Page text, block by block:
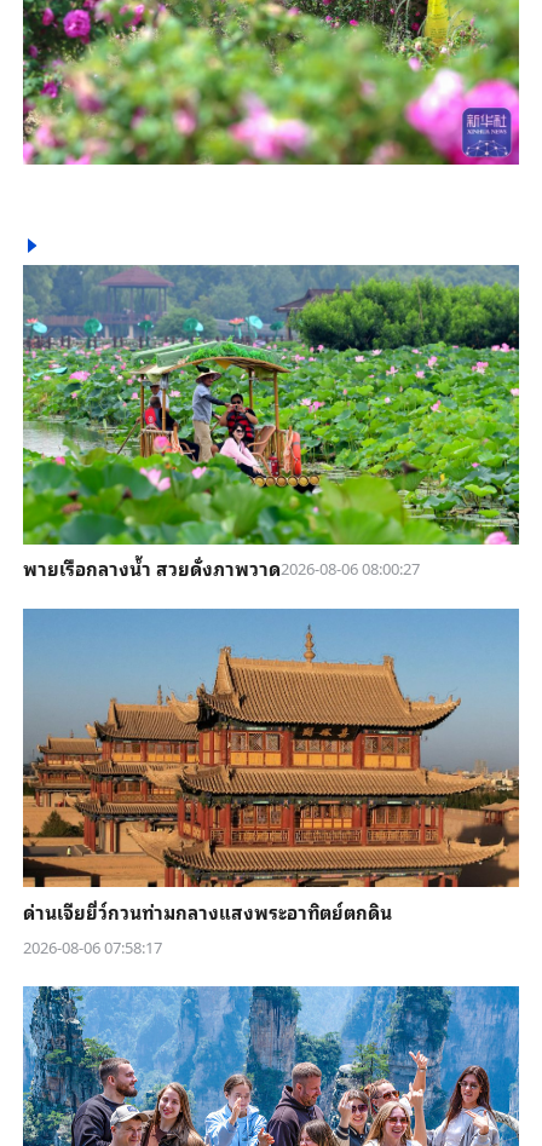
พายเรือกลางน้ำ สวยดั่งภาพวาด2026-08-06 08:00:27
ด่านเจียยี่ว์กวนท่ามกลางแสงพระอาทิตย์ตกดิน
2026-08-06 07:58:17